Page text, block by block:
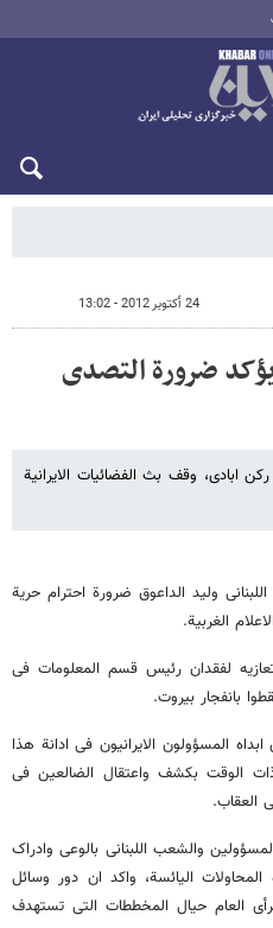
24 أكتوبر 2012 - 13:02
یؤکد ضرورة التصدی
ابادی، وقف بث الفضائیات الایرانیة
ولید الداعوق ضرورة احترام حریة
الغربیة.
لفقدان رئیس قسم المعلومات فی
بانفجار بیروت.
المسؤولون الایرانیون فی ادانة هذا
الوقت بکشف واعتقال الضالعین فی
العقاب.
والشعب اللبنانی بالوعی وادراک
الیائسة، واکد ان دور وسائل
العام حیال المخططات التی تستهدف